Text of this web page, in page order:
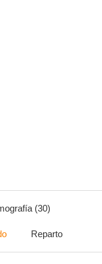
(30)
Reparto